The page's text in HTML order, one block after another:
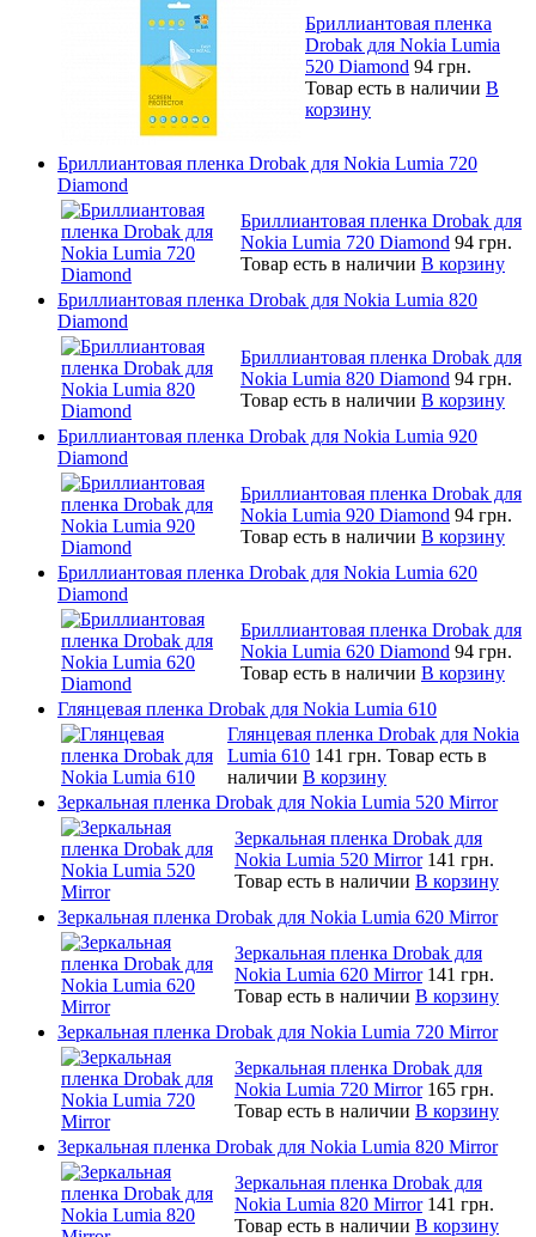
Бриллиантовая пленка
Drobak для Nokia Lumia
520 Diamond 94 грн.
Товар есть в наличии В
корзину
Бриллиантовая пленка Drobak для Nokia Lumia 720
Diamond
Бриллиантовая пленка Drobak для
Nokia Lumia 720 Diamond 94 грн.
Товар есть в наличии В корзину
Бриллиантовая пленка Drobak для Nokia Lumia 820
Diamond
Бриллиантовая пленка Drobak для
Nokia Lumia 820 Diamond 94 грн.
Товар есть в наличии В корзину
Бриллиантовая пленка Drobak для Nokia Lumia 920
Diamond
Бриллиантовая пленка Drobak для
Nokia Lumia 920 Diamond 94 грн.
Товар есть в наличии В корзину
Бриллиантовая пленка Drobak для Nokia Lumia 620
Diamond
Бриллиантовая пленка Drobak для
Nokia Lumia 620 Diamond 94 грн.
Товар есть в наличии В корзину
Глянцевая пленка Drobak для Nokia Lumia 610
Глянцевая пленка Drobak для Nokia
Lumia 610 141 грн. Товар есть в
наличии В корзину
Зеркальная пленка Drobak для Nokia Lumia 520 Mirror
Зеркальная пленка Drobak для
Nokia Lumia 520 Mirror 141 грн.
Товар есть в наличии В корзину
Зеркальная пленка Drobak для Nokia Lumia 620 Mirror
Зеркальная пленка Drobak для
Nokia Lumia 620 Mirror 141 грн.
Товар есть в наличии В корзину
Зеркальная пленка Drobak для Nokia Lumia 720 Mirror
Зеркальная пленка Drobak для
Nokia Lumia 720 Mirror 165 грн.
Товар есть в наличии В корзину
Зеркальная пленка Drobak для Nokia Lumia 820 Mirror
Зеркальная пленка Drobak для
Nokia Lumia 820 Mirror 141 грн.
Товар есть в наличии В корзину